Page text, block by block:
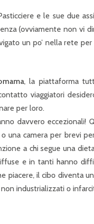
P
A
E
e le sue due
(ovviamente non vi
un po’ nella rete
, la piattaforma
viaggiatori
per loro.
davvero eccezionali!
una camera per brevi
a chi segue una
e in tanti hanno
piacere, il cibo diventa
industrializzati o